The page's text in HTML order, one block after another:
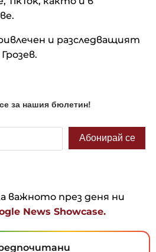
и разследващият
важното през деня ни
News Showcase.